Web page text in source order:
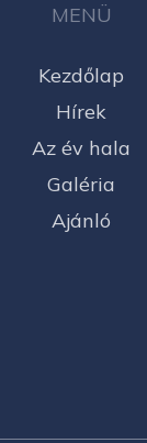
MENÜ
Kezdőlap
Hírek
Az év hala
Galéria
Ajánló